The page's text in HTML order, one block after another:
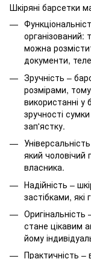
Шкіряні барсетки
організований:
можна
документи,
Зручність –
розмірами,
використанні у
зручності
зап'ястку.
який чоловічий
власника.
Надійність –
застібками,
стане цікавим
йому
Практичність –